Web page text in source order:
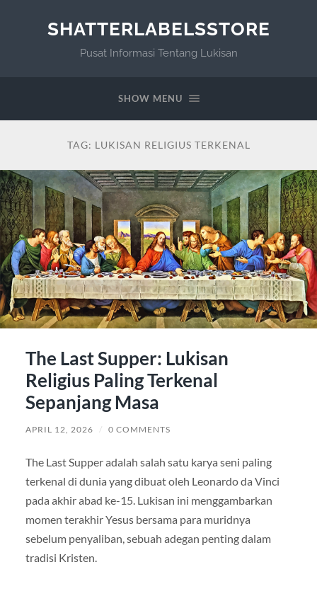
SHATTERLABELSSTORE
Pusat Informasi Tentang Lukisan
SHOW MENU
TAG: LUKISAN RELIGIUS TERKENAL
The Last Supper: Lukisan
Religius Paling Terkenal
Sepanjang Masa
APRIL 12, 2026 / 0 COMMENTS
The Last Supper adalah salah satu karya seni paling
terkenal di dunia yang dibuat oleh Leonardo da Vinci
pada akhir abad ke-15. Lukisan ini menggambarkan
momen terakhir Yesus bersama para muridnya
sebelum penyaliban, sebuah adegan penting dalam
tradisi Kristen.